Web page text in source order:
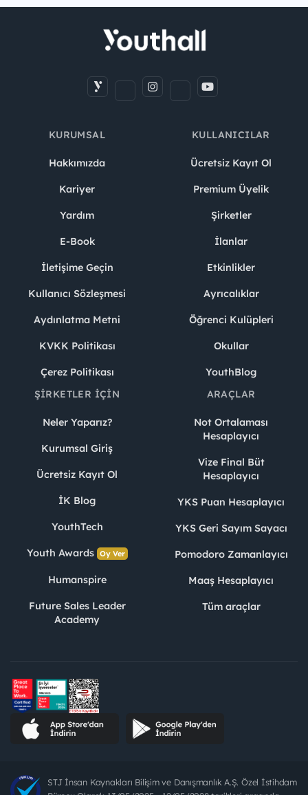
KURUMSAL
Hakkımızda
Kariyer
Yardım
E-Book
İletişime Geçin
Kullanıcı Sözleşmesi
Aydınlatma Metni
KVKK Politikası
Çerez Politikası
KULLANICILAR
Ücretsiz Kayıt Ol
Premium Üyelik
Şirketler
İlanlar
Etkinlikler
Ayrıcalıklar
Öğrenci Kulüpleri
Okullar
YouthBlog
ŞIRKETLER İÇIN
Neler Yaparız?
Kurumsal Giriş
Ücretsiz Kayıt Ol
İK Blog
YouthTech
Youth Awards Oy Ver
Humanspire
Future Sales Leader
Academy
ARAÇLAR
Not Ortalaması
Hesaplayıcı
Vize Final Büt
Hesaplayıcı
YKS Puan Hesaplayıcı
YKS Geri Sayım Sayacı
Pomodoro Zamanlayıcı
Maaş Hesaplayıcı
Tüm araçlar
STJ İnsan Kaynakları Bilişim ve Danışmanlık A.Ş. Özel İstihdam